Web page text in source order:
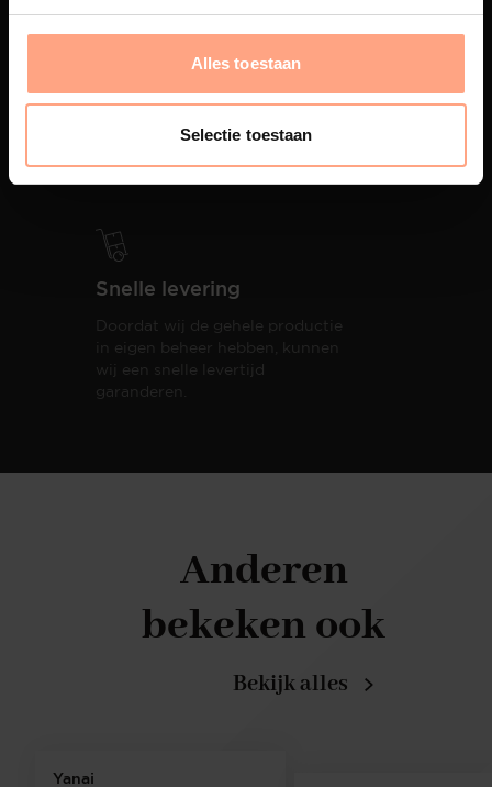
Alles toestaan
Selectie toestaan
Interieur inrichting
PUUUR biedt volledige
oplevering,met als resultaat een
totale woonbeleving.
Snelle levering
Doordat wij de gehele productie
in eigen beheer hebben, kunnen
wij een snelle levertijd
garanderen.
Yanai
Anderen
bekeken ook
Bekijk alles